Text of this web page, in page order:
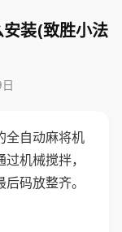
装(致胜小法
全自动麻将机
机械搅拌，
码放整齐。